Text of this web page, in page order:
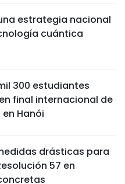
estrategia nacional
cuántica
300 estudiantes
final internacional de
en Hanói
drásticas para
57 en